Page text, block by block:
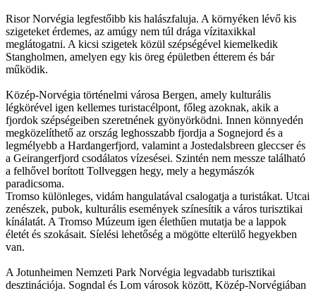
Risor Norvégia legfestőibb kis halászfaluja. A környéken lévő kis
szigeteket érdemes, az amúgy nem túl drága vízitaxikkal
meglátogatni. A kicsi szigetek közül szépségével kiemelkedik
Stangholmen, amelyen egy kis öreg épületben étterem és bár
működik.
Közép-Norvégia történelmi városa Bergen, amely kulturális
légkörével igen kellemes turistacélpont, főleg azoknak, akik a
fjordok szépségeiben szeretnének gyönyörködni. Innen könnyedén
megközelíthető az ország leghosszabb fjordja a Sognejord és a
legmélyebb a Hardangerfjord, valamint a Jostedalsbreen gleccser és
a Geirangerfjord csodálatos vízesései. Szintén nem messze található
a felhővel borított Tollveggen hegy, mely a hegymászók
paradicsoma.
Tromso különleges, vidám hangulatával csalogatja a turistákat. Utcai
zenészek, pubok, kulturális események színesítik a város turisztikai
kínálatát. A Tromso Múzeum igen élethűen mutatja be a lappok
életét és szokásait. Síelési lehetőség a mögötte elterülő hegyekben
van.
A Jotunheimen Nemzeti Park Norvégia legvadabb turisztikai
desztinációja. Sogndal és Lom városok között, Közép-Norvégiában